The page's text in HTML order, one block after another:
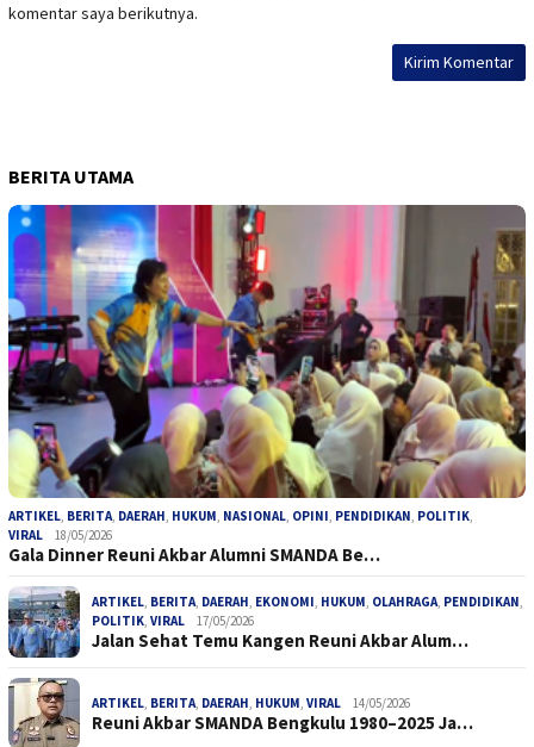
komentar saya berikutnya.
BERITA UTAMA
ARTIKEL BERITA DAERAH HUKUM NASIONAL OPINI PENDIDIKAN POLITIK
VIRAL
18/05/2026
Gala Dinner Reuni Akbar Alumni SMANDA Be…
ARTIKEL BERITA DAERAH EKONOMI HUKUM OLAHRAGA PENDIDIKAN
POLITIK VIRAL 17/05/2026
Jalan Sehat Temu Kangen Reuni Akbar Alum…
ARTIKEL BERITA DAERAH HUKUM VIRAL 14/05/2026
Reuni Akbar SMANDA Bengkulu 1980–2025 Ja…